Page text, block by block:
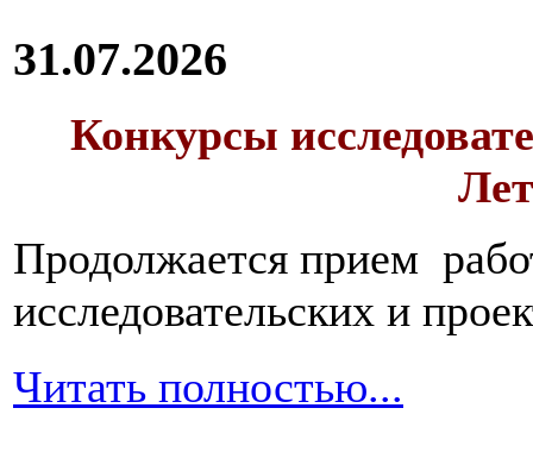
31.07.2026
Конкурсы
Продолжается прием
исследовательских и
Читать полностью...